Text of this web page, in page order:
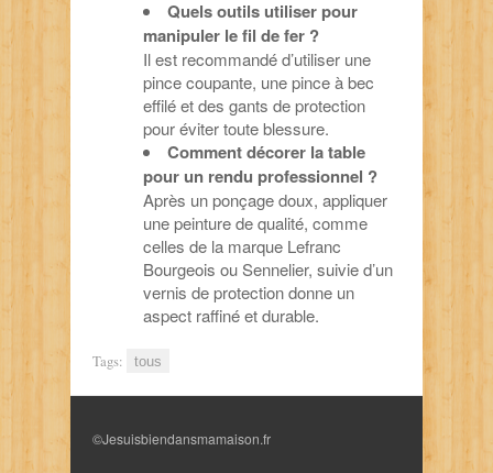
Quels outils utiliser pour
manipuler le fil de fer ?
Il est recommandé d’utiliser une
pince coupante, une pince à bec
effilé et des gants de protection
pour éviter toute blessure.
Comment décorer la table
pour un rendu professionnel ?
Après un ponçage doux, appliquer
une peinture de qualité, comme
celles de la marque Lefranc
Bourgeois ou Sennelier, suivie d’un
vernis de protection donne un
aspect raffiné et durable.
Tags: tous
©Jesuisbiendansmamaison.fr